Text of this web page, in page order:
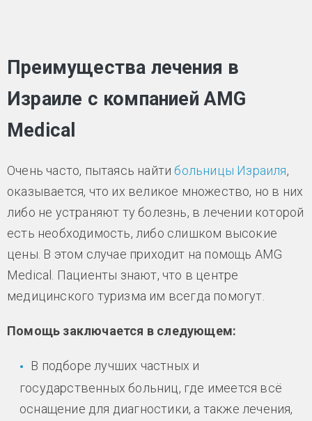
Преимущества лечения в
Израиле с компанией AMG
Medical
Очень часто, пытаясь найти больницы Израиля,
оказывается, что их великое множество, но в них
либо не устраняют ту болезнь, в лечении которой
есть необходимость, либо слишком высокие
цены. В этом случае приходит на помощь AMG
Medical. Пациенты знают, что в центре
медицинского туризма им всегда помогут.
Помощь заключается в следующем:
В подборе лучших частных и
государственных больниц, где имеется всё
оснащение для диагностики, а также лечения,